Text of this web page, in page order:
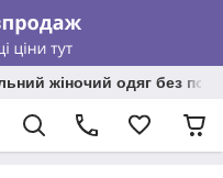
жіночий одяг без